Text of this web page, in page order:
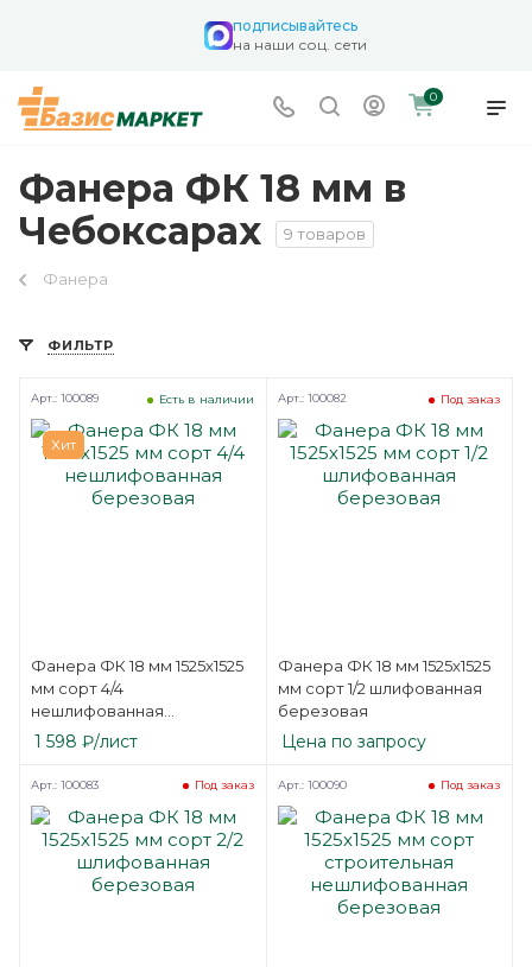
подписывайтесь
на наши соц. сети
0
Фанера ФК 18 мм в
Чебоксарах
9 товаров
Фанера
ФИЛЬТР
Хит
Фанера ФК 18 мм 1525х1525
мм сорт 4/4
нешлифованная
березовая
Есть в наличии
Арт.: 100089
1 598 ₽/лист
Фанера ФК 18 мм 1525х1525
мм сорт 1/2 шлифованная
березовая
Под заказ
Арт.: 100082
Цена по запросу
Под заказ
Арт.: 100083 Под заказ
Арт.: 100090